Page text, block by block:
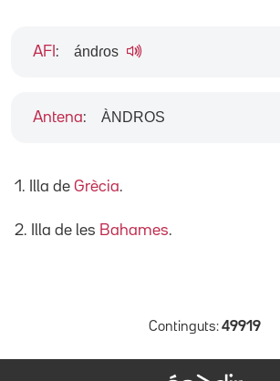
AFI : ándɾos
Antena: ÀNDROS
1. Illa de Grècia.
2. Illa de les Bahames.
Continguts: 49919